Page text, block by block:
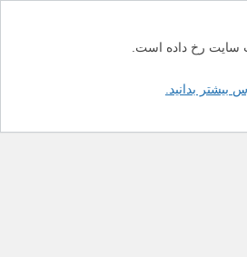
سایت رخ داده است.
بیشتر بدانید.